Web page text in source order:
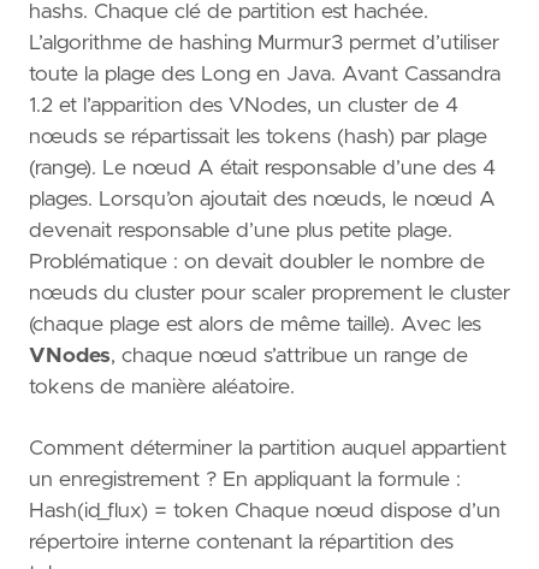
hashs. Chaque clé de partition est hachée.
L’algorithme de hashing Murmur3 permet d’utiliser
toute la plage des Long en Java. Avant Cassandra
1.2 et l’apparition des VNodes, un cluster de 4
nœuds se répartissait les tokens (hash) par plage
(range). Le nœud A était responsable d’une des 4
plages. Lorsqu’on ajoutait des nœuds, le nœud A
devenait responsable d’une plus petite plage.
Problématique : on devait doubler le nombre de
nœuds du cluster pour scaler proprement le cluster
(chaque plage est alors de même taille). Avec les
VNodes, chaque nœud s’attribue un range de
tokens de manière aléatoire.
Comment déterminer la partition auquel appartient
un enregistrement ? En appliquant la formule :
Hash(id_flux) = token Chaque nœud dispose d’un
répertoire interne contenant la répartition des